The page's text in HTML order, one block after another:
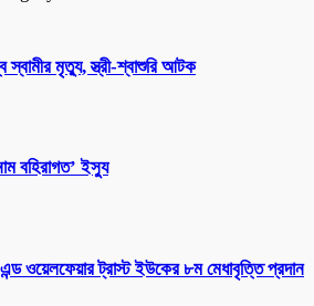
স্বামীর মৃত্যু, স্ত্রী-শ্বাশুরি আটক
বহিরাগত’ ইস্যু
ওয়েলফেয়ার ট্রাস্ট ইউকের ৮ম মেধাবৃত্তি প্রদান